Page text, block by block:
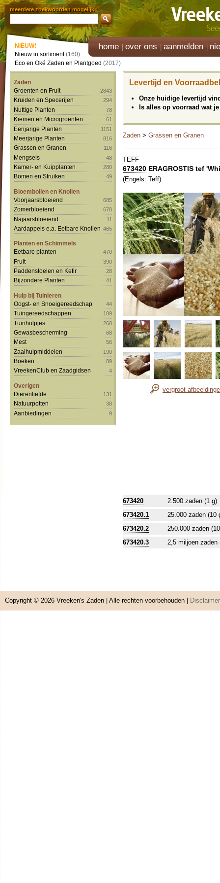
meerdere zoekwoorden mogelijk
home over ons aanmelden
NIEUW!
Nieuw in sortiment(160)
Eco en Oké Zaden en Plantgoed (2017)
Zaden
Groenten en Fruit
2843
Kruiden en Specerijen 294
Nuttige Planten 78
Kiemen en Microgroenten 61
Eenjarige Planten 1151
Meerjarige Planten 816
Grassen en Granen 116
Mengsels 48
Kamer- en Kuipplanten 280
Bomen en Struiken 49
Bloembollen en Knollen
Voorjaarsbloeiend
685
Zomerbloeiend 678
Najaarsbloeiend 11
Aardappels e.a. Eetbare Knollen 465
Planten en Schimmels
Eetbare planten
470
Fruit 390
Paddenstoelen en Kefir 28
Bijzondere Planten 41
Hulp bij Tuinieren
Oogst- en Snoeigereedschap
44
Tuingereedschappen 109
Tuinhulpjes 260
Gewasbescherming 68
Mest 56
Zaaihulpmiddelen 190
Boeken 89
VreekenClub en Zaadgidsen 4
Overigen
Dierenliefde
131
Natuurpotten 38
Aanbiedingen 9
Levertijd en
Onze huidige levertijd
Is alles op voorraad wat
Zaden > Grassen en Granen
TEFF
673420 ERAGROSTIS tef
(Engels: Teff)
vergroot
673420
2.500 zaden (1 g)
673420.1
25.000 zaden (10
673420.2
250.000 zaden
673420.3
2,5 miljoen zaden
Copyright © 2026 Vreeken's Zaden | Alle rechten voorbehouden | Disclaimer